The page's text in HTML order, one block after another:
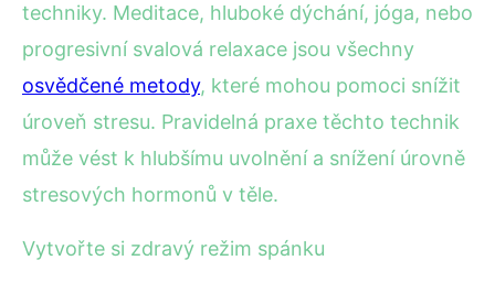
techniky. Meditace, hluboké dýchání, jóga, nebo
progresivní svalová relaxace jsou všechny
osvědčené metody, které mohou pomoci snížit
úroveň stresu. Pravidelná praxe těchto technik
může vést k hlubšímu uvolnění a snížení úrovně
stresových hormonů v těle.
Vytvořte si zdravý režim spánku